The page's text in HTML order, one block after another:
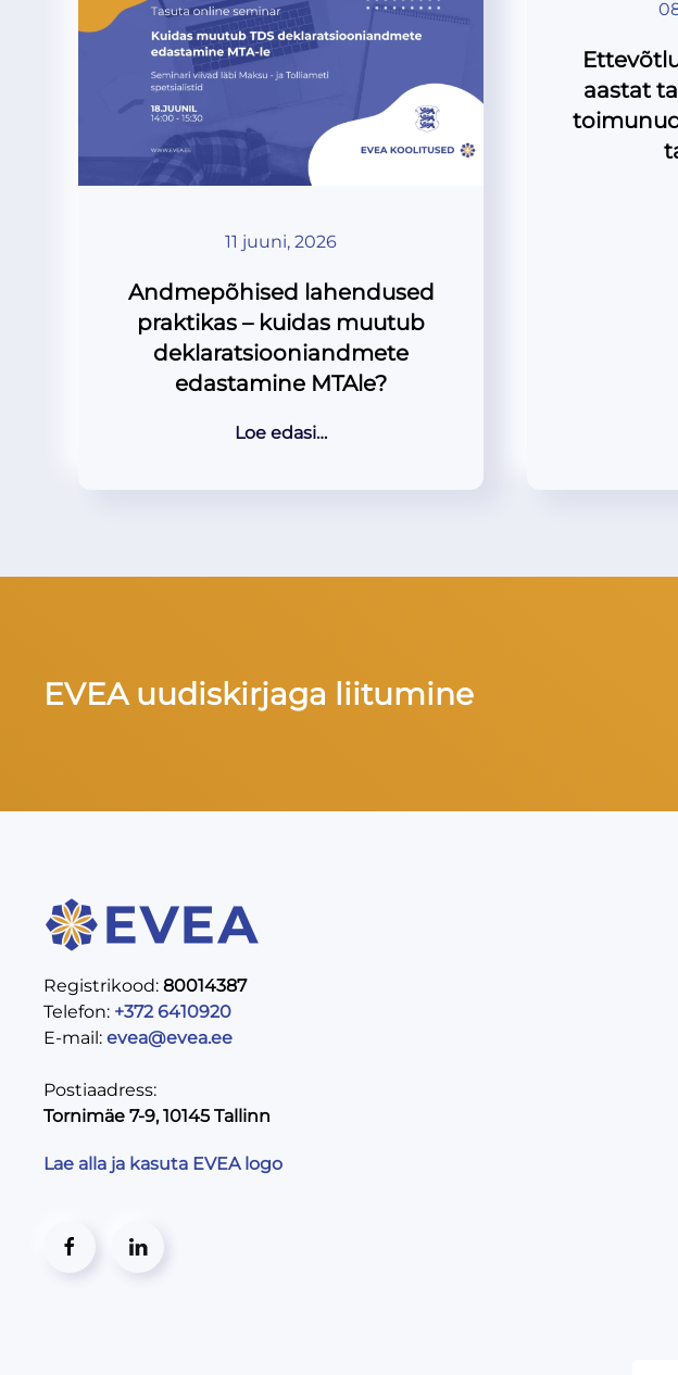
11 juuni, 2026
Andmepõhised lahendused
praktikas – kuidas muutub
deklaratsiooniandmete
edastamine MTAle?
Loe edasi…
aastat
EVEA uudiskirjaga liitumine
Registrikood: 80014387
Telefon: +372 6410920
E-mail: evea@evea.ee
Postiaadress:
Tornimäe 7-9, 10145 Tallinn
Lae alla ja kasuta EVEA logo